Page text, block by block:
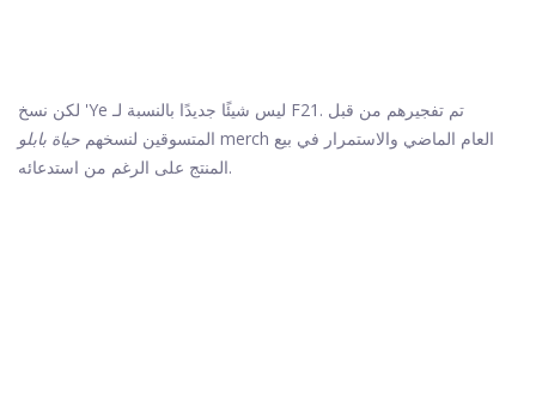
لكن نسخ 'Ye ليس شيئًا جديدًا بالنسبة لـ F21. تم تفجيرهم من قبل
المتسوقين لنسخهم حياة بابلو
merch العام الماضي والاستمرار في بيع
المنتج على الرغم من استدعائه.